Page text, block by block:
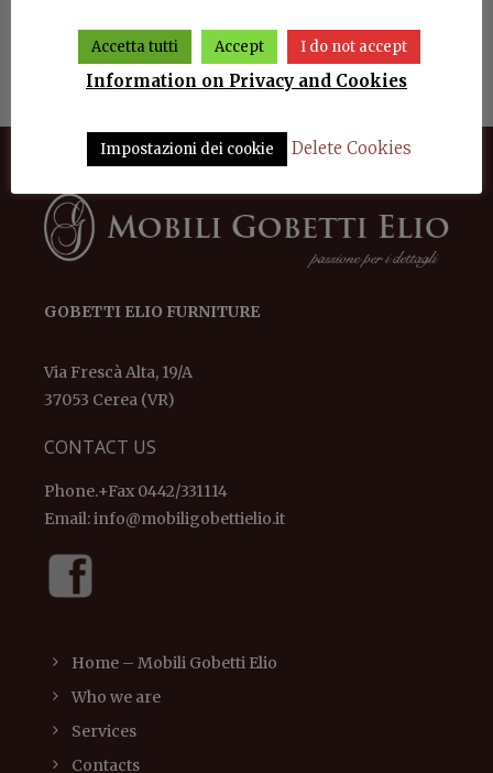
Art. 628/T – Chest of
drawers Marco Polo
Chest of drawers with
mirror Marco Polo
GOBETTI ELIO FURNITURE
Via Frescà Alta, 19/A
37053 Cerea (VR)
CONTACT US
Phone.+Fax 0442/331114
Email:info@mobiligobettielio.it
Home – Mobili Gobetti Elio
Who we are
Services
Contacts
Accetta tutti Accept I do not accept
Information on Privacy and Cookies
Impostazioni dei cookie Delete Cookies